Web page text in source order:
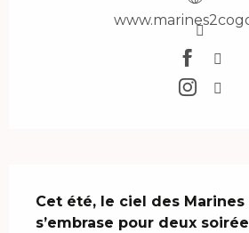
Cet été, le ciel des
s’embrase pour deux